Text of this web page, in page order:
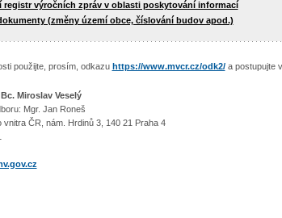
registr výročních zpráv v oblasti poskytování informací
(změny území obce, číslování budov apod.)
použijte, prosím, odkazu https://www.mvcr.cz/odk2/a postupujte
Miroslav Veselý
Mgr. Jan Roneš
ČR, nám. Hrdinů 3, 140 21 Praha 4